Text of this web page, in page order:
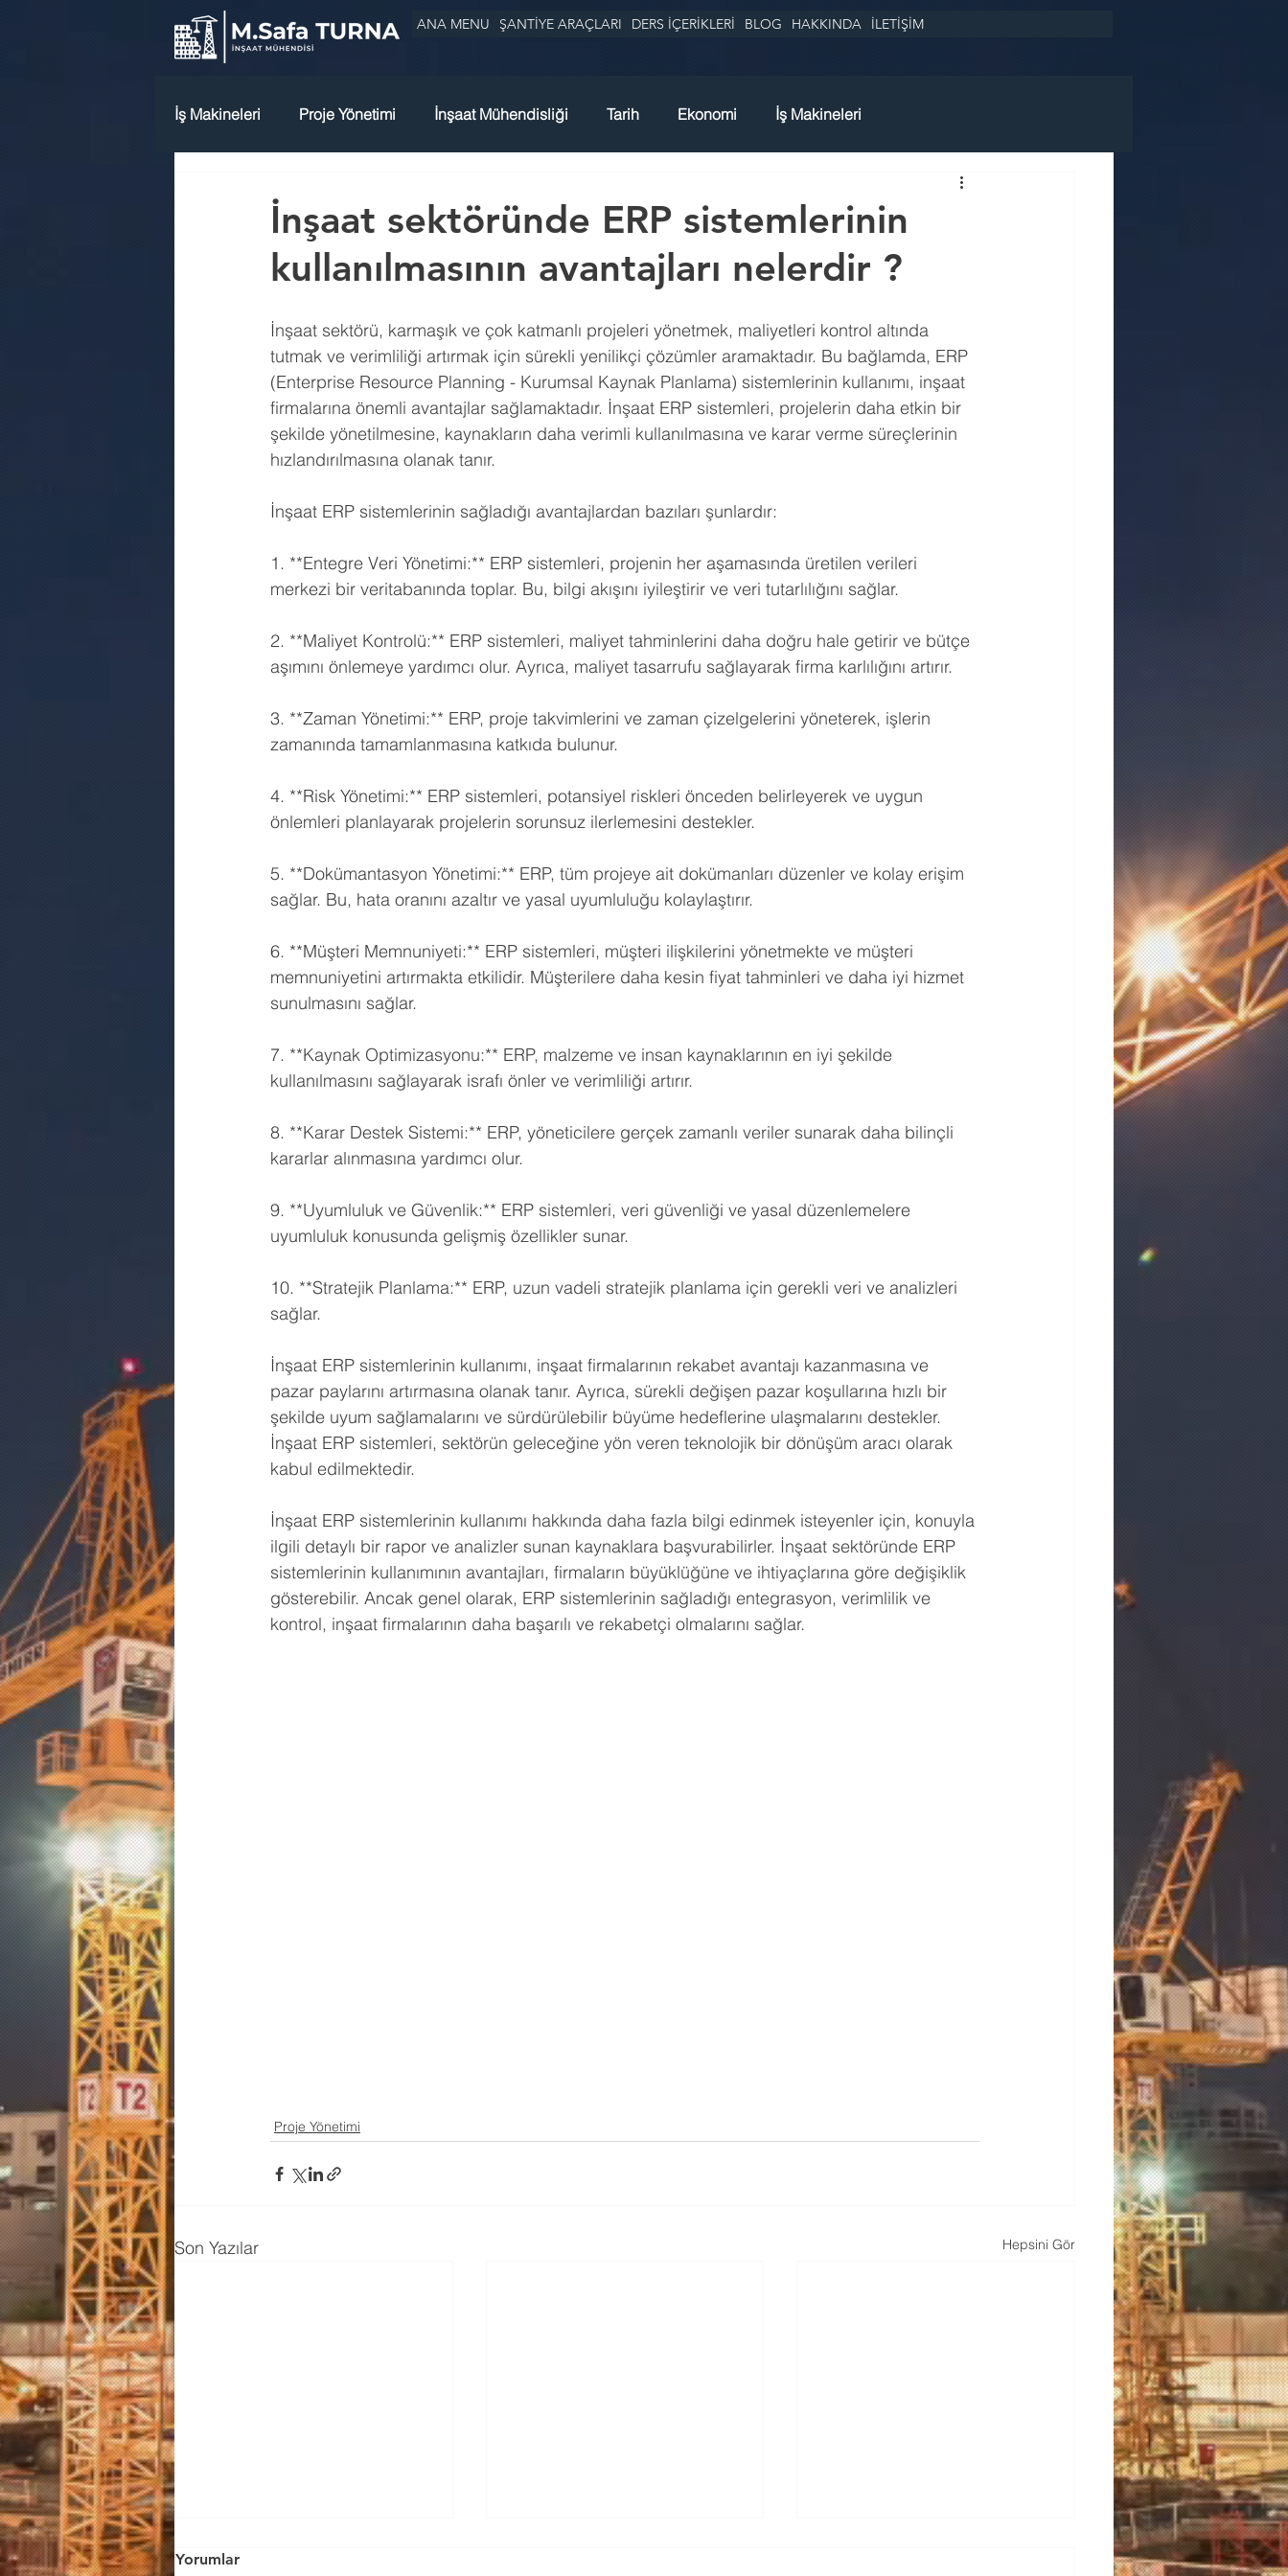
ANA MENU ŞANTİYE ARAÇLARI DERS İÇERİKLERİ BLOG HAKKINDA İLETİŞİM
İş Makineleri Proje Yönetimi İnşaat Mühendisliği Tarih Ekonomi İş Makineleri
İnşaat sektöründe ERP sistemlerinin
kullanılmasının avantajları nelerdir ?
İnşaat sektörü, karmaşık ve çok katmanlı projeleri yönetmek, maliyetleri kontrol altında
tutmak ve verimliliği artırmak için sürekli yenilikçi çözümler aramaktadır. Bu bağlamda, ERP
(Enterprise Resource Planning - Kurumsal Kaynak Planlama) sistemlerinin kullanımı, inşaat
firmalarına önemli avantajlar sağlamaktadır. İnşaat ERP sistemleri, projelerin daha etkin bir
şekilde yönetilmesine, kaynakların daha verimli kullanılmasına ve karar verme süreçlerinin
hızlandırılmasına olanak tanır.
İnşaat ERP sistemlerinin sağladığı avantajlardan bazıları şunlardır:
1. **Entegre Veri Yönetimi:** ERP sistemleri, projenin her aşamasında üretilen verileri
merkezi bir veritabanında toplar. Bu, bilgi akışını iyileştirir ve veri tutarlılığını sağlar.
2. **Maliyet Kontrolü:** ERP sistemleri, maliyet tahminlerini daha doğru hale getirir ve bütçe
aşımını önlemeye yardımcı olur. Ayrıca, maliyet tasarrufu sağlayarak firma karlılığını artırır.
3. **Zaman Yönetimi:** ERP, proje takvimlerini ve zaman çizelgelerini yöneterek, işlerin
zamanında tamamlanmasına katkıda bulunur.
4. **Risk Yönetimi:** ERP sistemleri, potansiyel riskleri önceden belirleyerek ve uygun
önlemleri planlayarak projelerin sorunsuz ilerlemesini destekler.
5. **Dokümantasyon Yönetimi:** ERP, tüm projeye ait dokümanları düzenler ve kolay erişim
sağlar. Bu, hata oranını azaltır ve yasal uyumluluğu kolaylaştırır.
6. **Müşteri Memnuniyeti:** ERP sistemleri, müşteri ilişkilerini yönetmekte ve müşteri
memnuniyetini artırmakta etkilidir. Müşterilere daha kesin fiyat tahminleri ve daha iyi hizmet
sunulmasını sağlar.
7. **Kaynak Optimizasyonu:** ERP, malzeme ve insan kaynaklarının en iyi şekilde
kullanılmasını sağlayarak israfı önler ve verimliliği artırır.
8. **Karar Destek Sistemi:** ERP, yöneticilere gerçek zamanlı veriler sunarak daha bilinçli
kararlar alınmasına yardımcı olur.
9. **Uyumluluk ve Güvenlik:** ERP sistemleri, veri güvenliği ve yasal düzenlemelere
uyumluluk konusunda gelişmiş özellikler sunar.
10. **Stratejik Planlama:** ERP, uzun vadeli stratejik planlama için gerekli veri ve analizleri
sağlar.
İnşaat ERP sistemlerinin kullanımı, inşaat firmalarının rekabet avantajı kazanmasına ve
pazar paylarını artırmasına olanak tanır. Ayrıca, sürekli değişen pazar koşullarına hızlı bir
şekilde uyum sağlamalarını ve sürdürülebilir büyüme hedeflerine ulaşmalarını destekler.
İnşaat ERP sistemleri, sektörün geleceğine yön veren teknolojik bir dönüşüm aracı olarak
kabul edilmektedir.
İnşaat ERP sistemlerinin kullanımı hakkında daha fazla bilgi edinmek isteyenler için, konuyla
ilgili detaylı bir rapor ve analizler sunan kaynaklara başvurabilirler. İnşaat sektöründe ERP
sistemlerinin kullanımının avantajları, firmaların büyüklüğüne ve ihtiyaçlarına göre değişiklik
gösterebilir. Ancak genel olarak, ERP sistemlerinin sağladığı entegrasyon, verimlilik ve
kontrol, inşaat firmalarının daha başarılı ve rekabetçi olmalarını sağlar.
Proje Yönetimi
Son Yazılar Hepsini Gör
Yorumlar